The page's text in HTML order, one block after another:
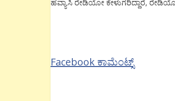
ಹವ್ಯಾಸಿ ರೇಡಿಯೋ ಕೇಳುಗರಿದ್ದಾರೆ,
Facebook ಕಾಮೆಂಟ್ಸ್